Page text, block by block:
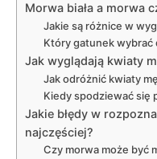
Morwa biała a morwa
Jakie są różnice w
Który gatunek wybrać
Jak wyglądają kwiaty
Jak odróżnić kwiaty
Kiedy spodziewać się
Jakie błędy w
najczęściej?
Czy morwa może być